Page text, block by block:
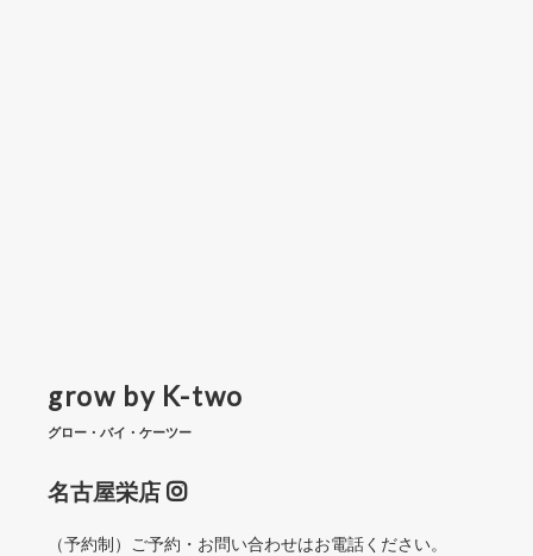
grow by K-two
グロー・バイ・ケーツー
名古屋栄店
（予約制）ご予約・お問い合わせはお電話ください。